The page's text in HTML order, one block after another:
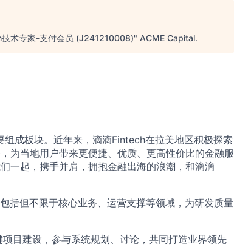
术专家-支付会员 (J241210008)" ACME Capital.
成板块。近年来，滴滴Fintech在拉美地区积极探索
为当地用户带来更便捷、优质、更高性价比的金融服
一起，携手并肩，拥抱金融出海的浪潮，和滴滴
括但不限于核心业务、运营支撑等领域，为研发质量
目建设，参与系统规划、讨论，共同打造业界领先